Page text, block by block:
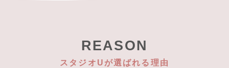
REASON
スタジオUが選ばれる理由